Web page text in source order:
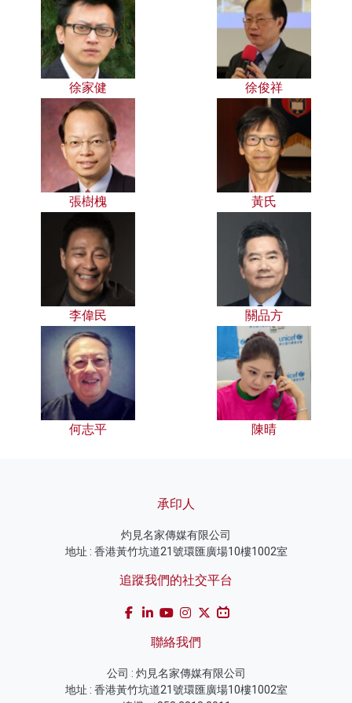
徐家健 徐俊祥
張樹槐 黃氏
李偉民 關品方
何志平 陳晴
承印人
灼見名家傳媒有限公司
地址 : 香港黃竹坑道21號環匯廣場10樓1002室
追蹤我們的社交平台
聯絡我們
公司 : 灼見名家傳媒有限公司
地址 : 香港黃竹坑道21號環匯廣場10樓1002室